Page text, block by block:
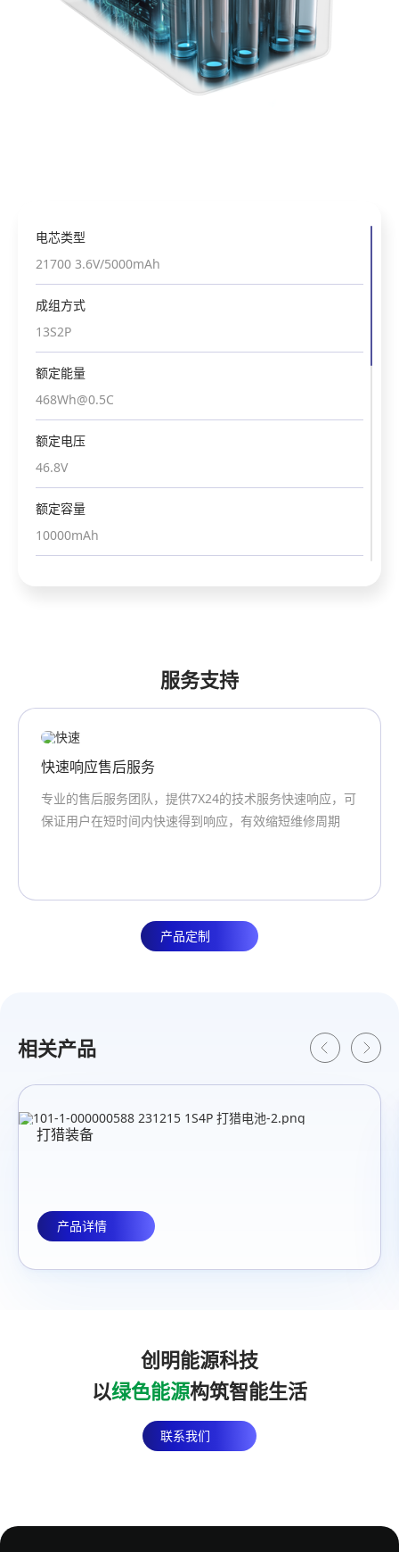
电芯类型
21700 3.6V/5000mAh
成组方式
13S2P
额定能量
468Wh@0.5C
额定电压
46.8V
额定容量
10000mAh
最大充电电流
80A@100ms
充电温度
0℃~45℃
服务支持
服务
团队，提供7X24的技术服务快速响应，可
间内快速得到响应，有效缩短维修周期
创明集团专注
团队为用户提
产品定制
相关产品
打猎装备
产品详情
创明能源科技
以绿色能源构筑智能生活
联系我们